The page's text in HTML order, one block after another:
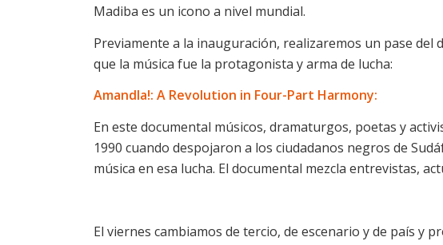
Madiba es un icono a nivel mundial.
Previamente a la inauguración, realizaremos un pase
que la música fue la protagonista y arma de lucha:
Amandla!: A Revolution in Four-Part Harmony:
En este documental músicos, dramaturgos, poetas y
1990 cuando despojaron a los ciudadanos negros de
música en esa lucha. El documental mezcla entrevistas,
El viernes cambiamos de tercio, de escenario y de país y